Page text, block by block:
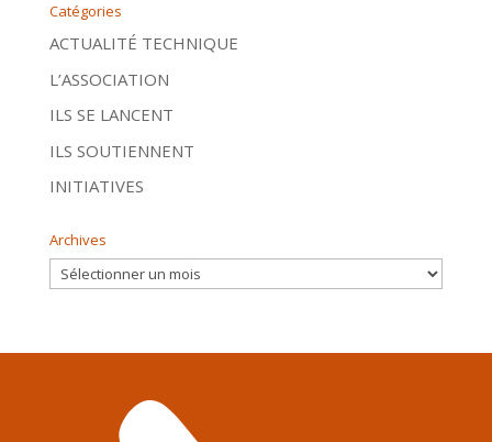
Catégories
ACTUALITÉ TECHNIQUE
L’ASSOCIATION
ILS SE LANCENT
ILS SOUTIENNENT
INITIATIVES
Archives
Archives